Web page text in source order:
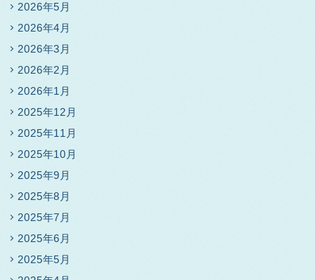
2026年5月
2026年4月
2026年3月
2026年2月
2026年1月
2025年12月
2025年11月
2025年10月
2025年9月
2025年8月
2025年7月
2025年6月
2025年5月